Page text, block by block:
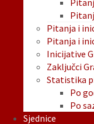
Pitanja i
Pitanja i
Inicijative
Zaključci
Statistika
Po
Po
Sjednice